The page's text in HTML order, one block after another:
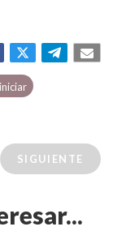
SIGUIENTE